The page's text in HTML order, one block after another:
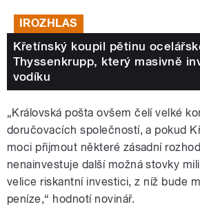
IROZHLAS
Křetínský koupil pětinu
Thyssenkrupp, který masivně
vodíku
„Královská pošta ovšem čelí velké
doručovacích společností, a pokud
moci přijmout některé zásadní
nenainvestuje další možná stovky
velice riskantní investici, z níž bude
peníze,“ hodnotí novinář.